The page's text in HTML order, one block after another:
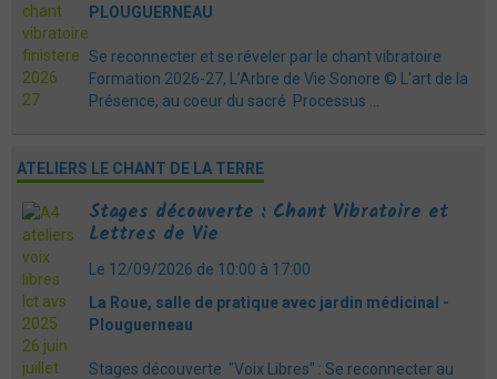
PLOUGUERNEAU
Se reconnecter et se réveler par le chant vibratoire
Formation 2026-27, L’Arbre de Vie Sonore © L'art de la
Présence, au coeur du sacré Processus ...
ATELIERS LE CHANT DE LA TERRE
Stages découverte : Chant Vibratoire et
Lettres de Vie
Le 12/09/2026 de 10:00 à 17:00
La Roue, salle de pratique avec jardin médicinal -
Plouguerneau
Stages découverte "Voix Libres" : Se reconnecter au